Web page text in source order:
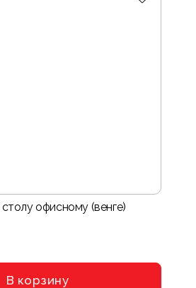
офисному (венге)
В корзину